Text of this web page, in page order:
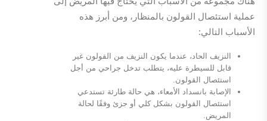
عملية استئصال القولون بالمنظار، ومن أبرز هذه
الأسباب التالي:
النزيف الحاد، عندما يكون النزيف من القولون غير
قابل للسيطرة عليه، يتطلب تدخل جراحي من أجل
استئصال القولون.
الإصابة بانسداد الأمعاء، هي حالة طارئة تستدعي
استئصال القولون بشكل كلي أو جزئ وفقًا لحالة
المريض.